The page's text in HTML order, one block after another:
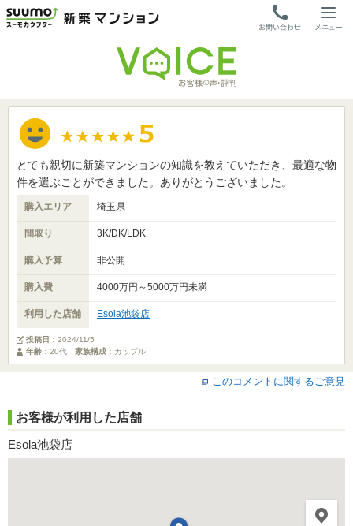
とても親切に新築マンションの知識を教えていただき、最適な物
件を選ぶことができました。ありがとうございました。
購入エリア 埼玉県
間取り 3K/DK/LDK
購入予算 非公開
購入費 4000万円～5000万円未満
利用した店舗 Esola池袋店
投稿日 ： 2024/11/5
年齢 ：20代 家族構成 ：カップル
このコメントに関するご意見
お客様が利用した店舗
Esola池袋店